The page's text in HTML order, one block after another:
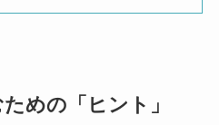
めの「ヒント」